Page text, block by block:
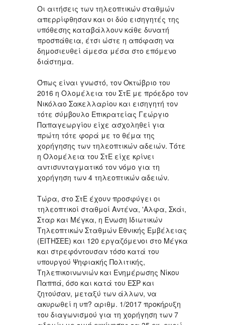
Οι αιτήσεις των τηλεοπτικών σταθμών
απερρίφθησαν και οι δύο εισηγητές της
υπόθεσης καταβάλλουν κάθε δυνατή
προσπάθεια, έτσι ώστε η απόφαση να
δημοσιευθεί άμεσα μέσα στο επόμενο
διάστημα.
Όπως είναι γνωστό, τον Οκτώβριο του
2016 η Ολομέλεια του ΣτΕ με πρόεδρο τον
Νικόλαο Σακελλαρίου και εισηγητή τον
τότε σύμβουλο Επικρατείας Γεώργιο
Παπαγεωργίου είχε ασχοληθεί για
πρώτη τότε φορά με το θέμα της
χορήγησης των τηλεοπτικών αδειών. Τότε
η Ολομέλεια του ΣτΕ είχε κρίνει
αντισυνταγματικό τον νόμο για τη
χορήγηση των 4 τηλεοπτικών αδειών.
Τώρα, στο ΣτΕ έχουν προσφύγει οι
τηλεοπτικοί σταθμοί Αντένα, 'Αλφα, Σκάι,
Σταρ και Μέγκα, η Ένωση Ιδιωτικών
Τηλεοπτικών Σταθμών Εθνικής Εμβέλειας
(ΕΙΤΗΣΕΕ) και 120 εργαζόμενοι στο Μέγκα
και στρεφόντουσαν τόσο κατά του
υπουργού Ψηφιακής Πολιτικής,
Τηλεπικοινωνιών και Ενημέρωσης Νίκου
Παππά, όσο και κατά του ΕΣΡ και
ζητούσαν, μεταξύ των άλλων, να
ακυρωθεί η υπ? αριθμ. 1/2017 προκήρυξη
του διαγωνισμού για τη χορήγηση των 7